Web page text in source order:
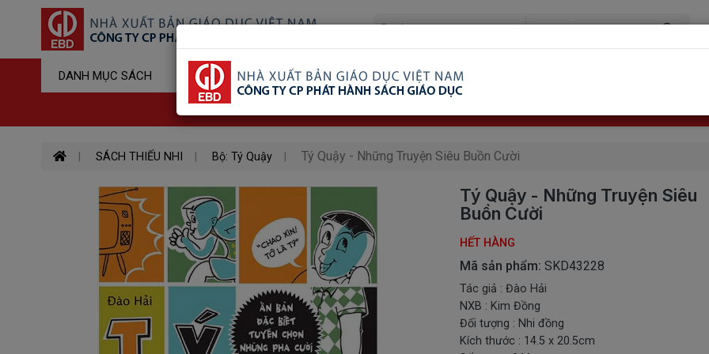
DANH MỤC SÁCH Sản Phẩm Đã Xem Ship COD Trên Toàn Quốc
SÁCH THIẾU NHI Bộ: Tý Quậy Tý Quậy - Những Truyện Siêu Buồn Cười
Tý Quậy - Những Truyện Siêu
Buồn Cười
HẾT HÀNG
Mã sản phẩm: SKD43228
Tác giả : Đào Hải
NXB : Kim Đồng
Đối tượng : Nhi đồng
Kích thước : 14.5 x 20.5cm